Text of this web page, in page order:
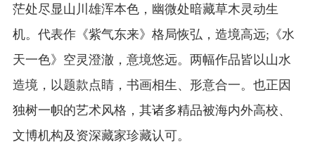
茫处尽显山川雄浑本色，幽微处暗藏草木灵动生
机。代表作《紫气东来》格局恢弘，造境高远;《水
天一色》空灵澄澈，意境悠远。两幅作品皆以山水
造境，以题款点睛，书画相生、形意合一。也正因
独树一帜的艺术风格，其诸多精品被海内外高校、
文博机构及资深藏家珍藏认可。